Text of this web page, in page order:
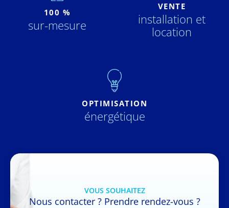
100 %
sur-mesure
VENTE
installation et
location
OPTIMISATION
énergétique
VOUS SOUHAITEZ
Nous contacter ? Prendre rendez-vous ?